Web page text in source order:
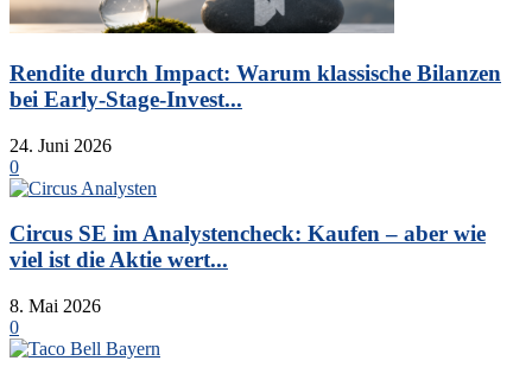
Rendite durch Impact: Warum klassische Bilanzen
bei Early-Stage-Invest...
24. Juni 2026
0
Circus SE im Analystencheck: Kaufen – aber wie
viel ist die Aktie wert...
8. Mai 2026
0